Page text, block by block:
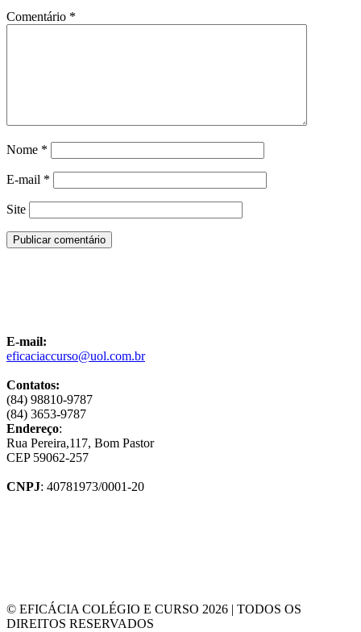
Comentário *
Nome *
E-mail *
Site
E-mail:
eficaciaccurso@uol.com.br
Contatos:
(84) 98810-9787
(84) 3653-9787
Endereço:
Rua Pereira,117, Bom Pastor
CEP 59062-257
CNPJ: 40781973/0001-20
© EFICÁCIA COLÉGIO E CURSO 2026 | TODOS OS
DIREITOS RESERVADOS